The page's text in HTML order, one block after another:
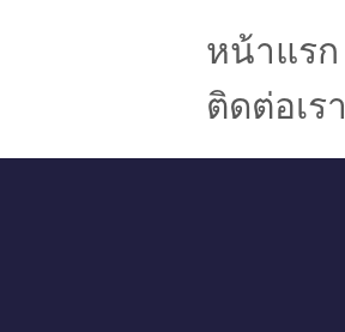
หน้าแรก
ติดต่อเรา